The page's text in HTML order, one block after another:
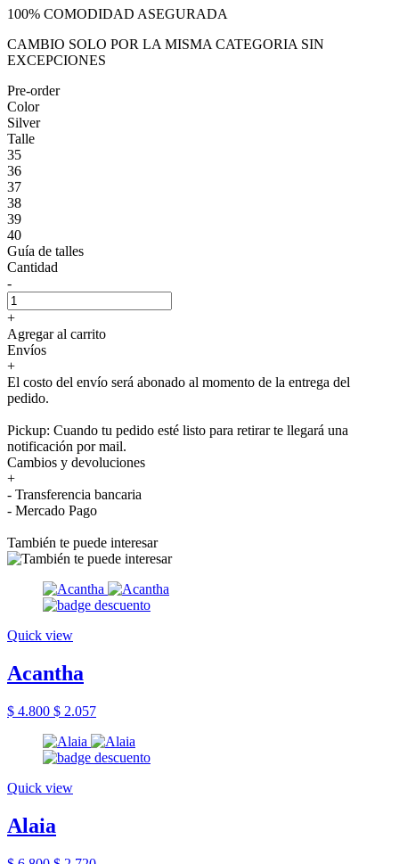
100% COMODIDAD ASEGURADA
CAMBIO SOLO POR LA MISMA CATEGORIA SIN
EXCEPCIONES
Pre-order
Color
Silver
Talle
35
36
37
38
39
40
Guía de talles
Cantidad
-
+
Agregar al carrito
Envíos
+
El costo del envío será abonado al momento de la entrega del
pedido.
Pickup: Cuando tu pedido esté listo para retirar te llegará una
notificación por mail.
Cambios y devoluciones
+
- Transferencia bancaria
- Mercado Pago
También te puede interesar
Quick view
Acantha
$ 4.800 $ 2.057
Quick view
Alaia